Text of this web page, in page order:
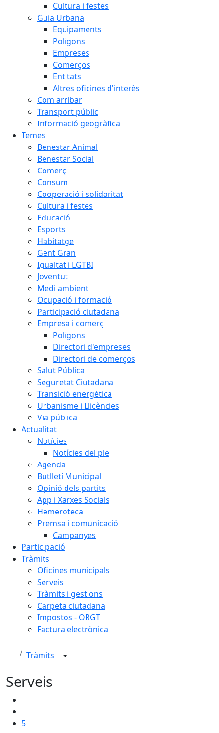
Cultura i festes
Guia Urbana
Equipaments
Polígons
Empreses
Comerços
Entitats
Altres oficines d'interès
Com arribar
Transport públic
Informació geogràfica
Temes
Benestar Animal
Benestar Social
Comerç
Consum
Cooperació i solidaritat
Cultura i festes
Educació
Esports
Habitatge
Gent Gran
Igualtat i LGTBI
Joventut
Medi ambient
Ocupació i formació
Participació ciutadana
Empresa i comerç
Polígons
Directori d'empreses
Directori de comerços
Salut Pública
Seguretat Ciutadana
Transició energètica
Urbanisme i Llicències
Via pública
Actualitat
Notícies
Notícies del ple
Agenda
Butlletí Municipal
Opinió dels partits
App i Xarxes Socials
Hemeroteca
Premsa i comunicació
Campanyes
Participació
Tràmits
Oficines municipals
Serveis
Tràmits i gestions
Carpeta ciutadana
Impostos - ORGT
Factura electrònica
Tràmits
Serveis
5